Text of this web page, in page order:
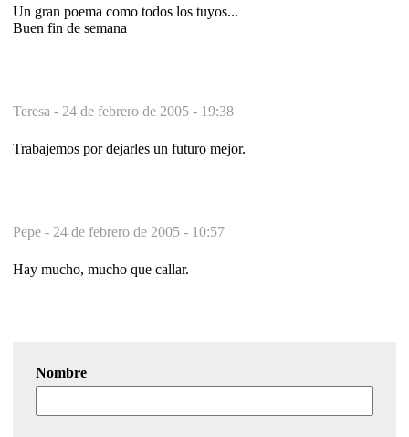
Un gran poema como todos los tuyos...
Buen fin de semana
Teresa - 24 de febrero de 2005 - 19:38
Trabajemos por dejarles un futuro mejor.
Pepe - 24 de febrero de 2005 - 10:57
Hay mucho, mucho que callar.
Nombre